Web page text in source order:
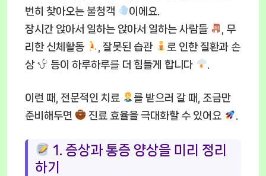
번히 찾아오는 불청객
이에요.
장시간 앉아서 일하는 앉아서 일하는 사람들
, 무
리한 신체활동
, 잘못된 습관
로 인한 질환과 손
상
등이 하루하루를 더 힘들게 합니다
이런 때, 전문적인 치료
를 받으러 갈 때, 조금만
준비해두면
진료 효율을 극대화할 수 있어요
1. 증상과 통증 양상을 미리 정리
하기